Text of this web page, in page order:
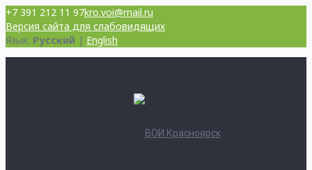
+7 391 212 11 97kro.voi@mail.ru
Версия сайта для слабовидящих
Язык: Русский | English